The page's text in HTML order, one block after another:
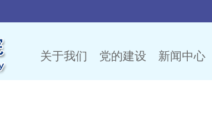
关于我们 党的建设 新闻中心